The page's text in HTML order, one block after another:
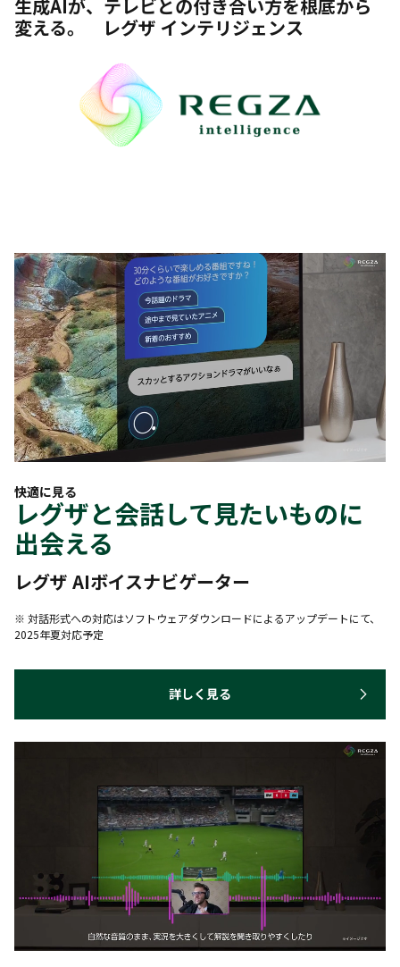
生成AIが、テレビとの付き合い方を根底から
変える。 レグザ インテリジェンス
快適に見る
レグザと会話して見たいものに
出会える
レグザ AIボイスナビゲーター
※ 対話形式への対応はソフトウェアダウンロードによるアップデートにて、
2025年夏対応予定
詳しく見る